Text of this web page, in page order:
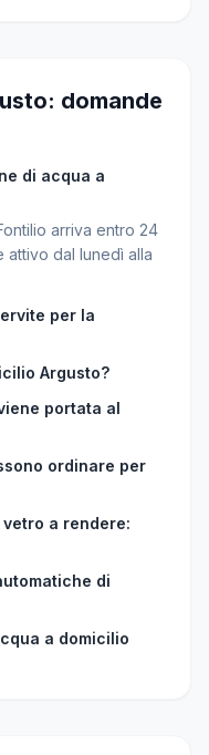
domande
di acqua a
arriva entro 24
dal lunedì alla
per la
Argusto?
portata al
ordinare per
a rendere:
di
a domicilio